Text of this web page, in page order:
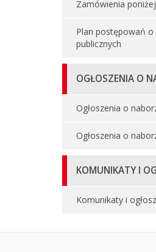
Zamówienia
Plan postępowań
publicznych
OGŁOSZENIA O
Ogłoszenia o
Ogłoszenia o
KOMUNIKATY I
Komunikaty i